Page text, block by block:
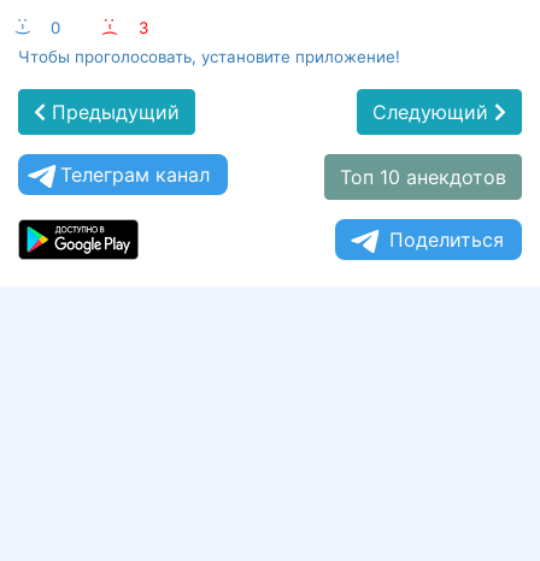
:-) 0 :-(
3
Чтобы проголосовать, установите приложение!
Предыдущий Следующий
Телеграм канал Топ 10 анекдотов
Поделиться